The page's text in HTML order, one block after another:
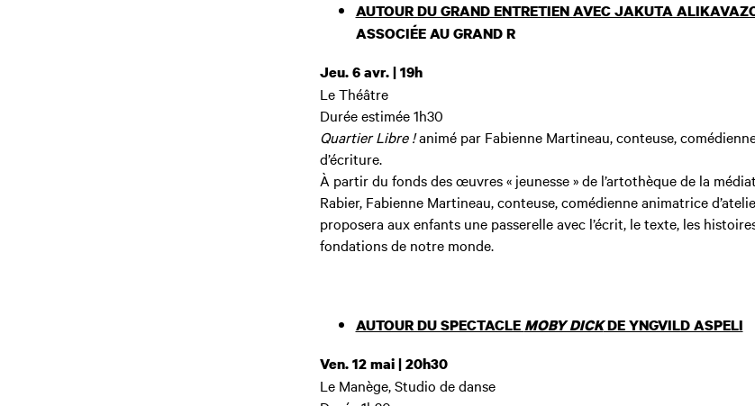
AUTOUR DU GRAND ENTRETIEN AVEC JAKUTA
ASSOCIÉE AU GRAND R
Jeu. 6 avr. | 19h
Le Théâtre
Durée estimée 1h30
Quartier Libre !animé par Fabienne Martineau,conteuse,
d’écriture.
À partir du fonds des œuvres « jeunesse » de l’artothèque de la
Rabier, Fabienne Martineau, conteuse, comédienne animatrice
proposera aux enfants une passerelle avec l’écrit, le texte, les
fondations de notre monde.
AUTOUR DU SPECTACLE MOBY DICKDE YNGVILD ASPELI
Ven. 12 mai | 20h30
Le Manège, Studio de danse